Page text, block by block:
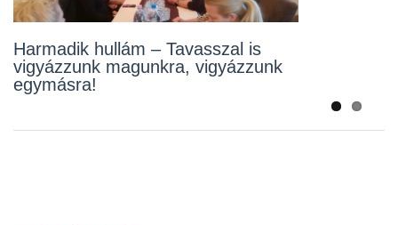
Harmadik hullám – Tavasszal is
vigyázzunk magunkra, vigyázzunk
egymásra!